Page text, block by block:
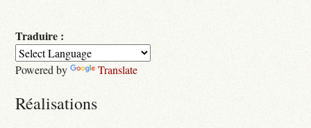
Traduire :
Powered by Translate
Réalisations